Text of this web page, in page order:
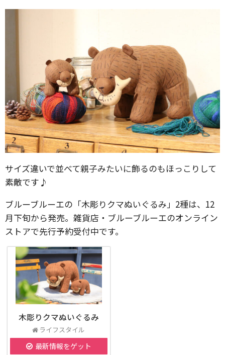
サイズ違いで並べて親子みたいに飾るのもほっこりして
素敵です♪
ブルーブルーエの「木彫りクマぬいぐるみ」2種は、12
月下旬から発売。雑貨店・ブルーブルーエのオンライン
ストアで先行予約受付中です。
木彫りクマぬいぐるみ
ライフスタイル
最新情報をゲット